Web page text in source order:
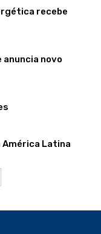
recebe
anuncia novo
América Latina